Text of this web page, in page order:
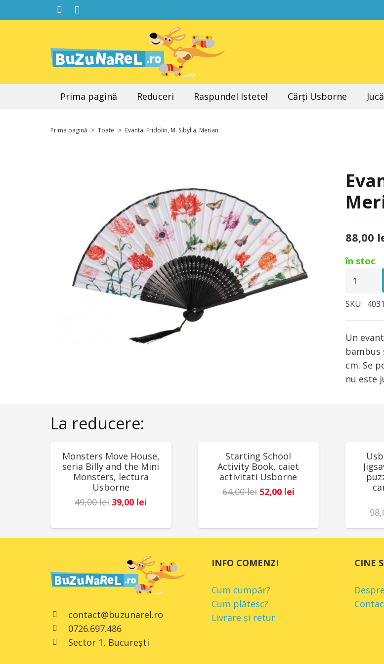
Prima pagină Reduceri Raspundel Istetel Cărți Usborne
Prima pagină > Toate > Evantai Fridolin, M. Sibylla, Merian
88,00
în stoc
Evantai
Fridolin,
Merian
SKU:
Un
bambus
cm. Se
nu este
La reducere:
REDUCERI!
Monsters Move House,
seria Billy and the Mini
Monsters, lectura
Usborne
49,00lei Prețul
a
49,00 lei.
39,00 lei
este:
REDUCERI!
Starting School
Activity Book, caiet
activitati Usborne
64,00lei Prețul
fost:
52,00 leiPrețul
52,00 lei.
contact@buzunarel.ro
0726.697.486
Sector 1, București
INFO COMENZI
Cum cumpăr?
Cum plătesc?
Livrare și retur
CINE